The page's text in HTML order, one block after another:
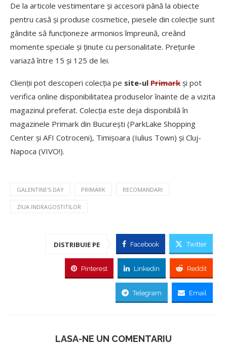
De la articole vestimentare și accesorii până la obiecte
pentru casă și produse cosmetice, piesele din colecție sunt
gândite să funcționeze armonios împreună, creând
momente speciale și ținute cu personalitate. Prețurile
variază între 15 și 125 de lei.
Clienții pot descoperi colecția pe site-ul Primark și pot
verifica online disponibilitatea produselor înainte de a vizita
magazinul preferat. Colecția este deja disponibilă în
magazinele Primark din București (ParkLake Shopping
Center și AFI Cotroceni), Timișoara (Iulius Town) și Cluj-
Napoca (VIVO!).
GALENTINE'S DAY PRIMARK RECOMANDARI
ZIUA INDRAGOSTITILOR
DISTRIBUIE PE Facebook Twitter
Pinterest Linkedin Reddit
Telegram Email
LASA-NE UN COMENTARIU